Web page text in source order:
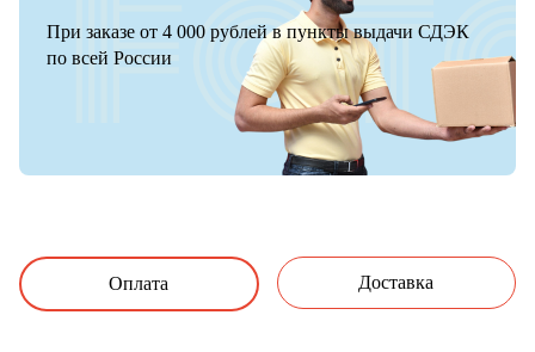
При заказе от 4 000 рублей в пункты выдачи СДЭК
по всей России
Оплата Доставка